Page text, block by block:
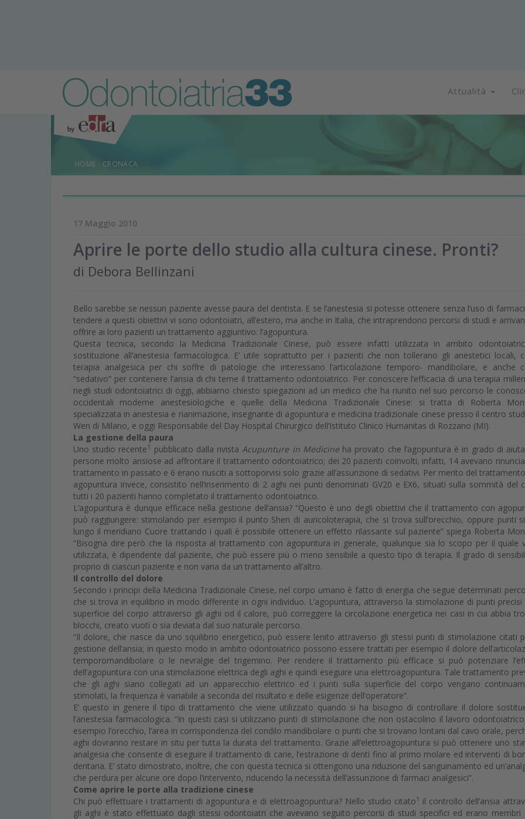
Attualità
HOME - CRONACA
17 Maggio 2010
Aprire le porte dello studio alla cultura cinese. Pronti?
di Debora Bellinzani
Bello sarebbe se nessun paziente avesse paura del dentista. E se l’anestesia si potesse ottenere senza l’uso di
tendere a questi obiettivi vi sono odontoiatri, all’estero, ma anche in Italia, che intraprendono percorsi di studi e
offrire ai loro pazienti un trattamento aggiuntivo: l’agopuntura.
Questa tecnica, secondo la Medicina Tradizionale Cinese, può essere infatti utilizzata in ambito
sostituzione all’anestesia farmacologica. E’ utile soprattutto per i pazienti che non tollerano gli anestetici locali,
terapia analgesica per chi soffre di patologie che interessano l’articolazione temporo- mandibolare, e anche
“sedativo” per contenere l’ansia di chi teme il trattamento odontoiatrico. Per conoscere l’efficacia di una terapia
negli studi odontoiatrici di oggi, abbiamo chiesto spiegazioni ad un medico che ha riunito nel suo percorso le
occidentali moderne anestesiologiche e quelle della Medicina Tradizionale Cinese: si tratta di Roberta
specializzata in anestesia e rianimazione, insegnante di agopuntura e medicina tradizionale cinese presso il centro
Wen di Milano, e oggi Responsabile del Day Hospital Chirurgico dell’Istituto Clinico Humanitas di Rozzano (MI).
La gestione della paura
Uno studio recente1 pubblicato dalla rivistaAcupunture in Medicineha provato che l’agopuntura è in grado di
persone molto ansiose ad affrontare il trattamento odontoiatrico; dei 20 pazienti coinvolti, infatti, 14 avevano
trattamento in passato e 6 erano riusciti a sottoporvisi solo grazie all’assunzione di sedativi. Per merito del
agopuntura invece, consistito nell’inserimento di 2 aghi nei punti denominati GV20 e EX6, situati sulla sommità del
tutti i 20 pazienti hanno completato il trattamento odontoiatrico.
L’agopuntura è dunque efficace nella gestione dell’ansia? “Questo è uno degli obiettivi che il trattamento con
può raggiungere: stimolando per esempio il punto Shen di auricoloterapia, che si trova sull’orecchio, oppure punti
lungo il meridiano Cuore trattando i quali è possibile ottenere un effetto rilassante sul paziente” spiega Roberta
“Bisogna dire però che la risposta al trattamento con agopuntura in generale, qualunque sia lo scopo per il quale
utilizzata, è dipendente dal paziente, che può essere più o meno sensibile a questo tipo di terapia. Il grado di
proprio di ciascun paziente e non varia da un trattamento all’altro.
Il controllo del dolore
Secondo i principi della Medicina Tradizionale Cinese, nel corpo umano è fatto di energia che segue determinati
che si trova in equilibrio in modo differente in ogni individuo. L’agopuntura, attraverso la stimolazione di punti precisi
superficie del corpo attraverso gli aghi od il calore, può correggere la circolazione energetica nei casi in cui abbia
blocchi, creato vuoti o sia deviata dal suo naturale percorso.
“Il dolore, che nasce da uno squilibrio energetico, può essere lenito attraverso gli stessi punti di stimolazione citati
gestione dell’ansia; in questo modo in ambito odontoiatrico possono essere trattati per esempio il dolore
temporomandibolare o le nevralgie del trigemino. Per rendere il trattamento più efficace si può potenziare
dell’agopuntura con una stimolazione elettrica degli aghi e quindi eseguire una elettroagopuntura. Tale trattamento
che gli aghi siano collegati ad un apparecchio elettrico ed i punti sulla superficie del corpo vengano
stimolati, la frequenza è variabile a seconda del risultato e delle esigenze dell’operatore”.
E’ questo in genere il tipo di trattamento che viene utilizzato quando si ha bisogno di controllare il dolore
l’anestesia farmacologica. “In questi casi si utilizzano punti di stimolazione che non ostacolino il lavoro
esempio l’orecchio, l’area in corrispondenza del condilo mandibolare o punti che si trovano lontani dal cavo orale,
aghi dovranno restare in situ per tutta la durata del trattamento. Grazie all’elettroagopuntura si può ottenere uno
analgesia che consente di eseguire il trattamento di carie, l’estrazione di denti fino al primo molare ed interventi di
dentaria. E’ stato dimostrato, inoltre, che con questa tecnica si ottengono una riduzione del sanguinamento ed
che perdura per alcune ore dopo l’intervento, riducendo la necessità dell’assunzione di farmaci analgesici”.
Come aprire le porte alla tradizione cinese
Chi può effettuare i trattamenti di agopuntura e di elettroagopuntura? Nello studio citato1 il controllo dell’ansia
gli aghi è stato effettuato dagli stessi odontoiatri che avevano seguito percorsi di studi specifici ed erano membri